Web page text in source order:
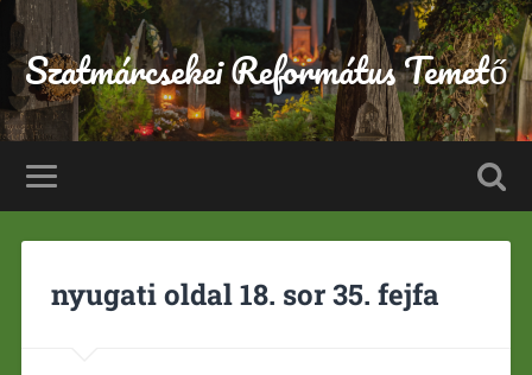
Szatmárcsekei Református Temető
nyugati oldal 18. sor 35. fejfa